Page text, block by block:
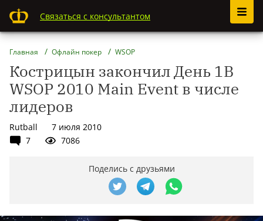
Связаться с консультантом
Главная Офлайн покер WSOP
Кострицын закончил День 1В
WSOP 2010 Main Event в числе
лидеров
Rutball
7 июля 2010
7
7086
Поделись с друзьями